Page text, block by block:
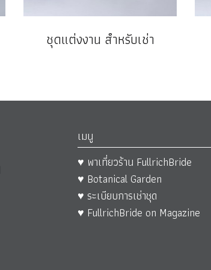
ชุดแต่งงาน สำหรับเช่า
เมนู
♥ พาเที่ยวร้าน FullrichBride
♥ Botanical Garden
♥ ระเบียบการเช่าชุด
♥ FullrichBride on Magazine